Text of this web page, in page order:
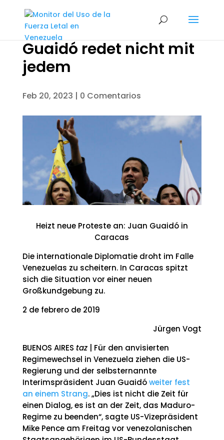
Guaidó redet nicht mit
jedem
Feb 20, 2023 | 0 Comentarios
Heizt neue Proteste an: Juan Guaidó in
Caracas
Die internationale Diplomatie droht im Falle
Venezuelas zu scheitern. In Caracas spitzt
sich die Situation vor einer neuen
Großkundgebung zu.
2 de febrero de 2019
Jürgen Vogt
BUENOS AIRES taz| Für den anvisierten
Regimewechsel in Venezuela ziehen die US-
Regierung und der selbsternannte
Interimspräsident Juan Guaidóweiter fest
an einem Strang. „Dies ist nicht die Zeit für
einen Dialog, es ist an der Zeit, das Maduro-
Regime zu beenden“, sagte US-Vizepräsident
Mike Pence am Freitag vor venezolanischen